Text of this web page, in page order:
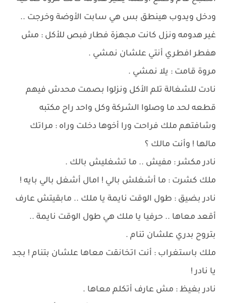
ودخل ويدوب هينطق بس هي سابت الأوضة وخرجت ..
غير هدومه ونزل كانت مجهزة فطار فبص للأكل : مش
هفطر افطري أنتي علشان نمشي .
مروة قامت : يلا نمشي .
نادت للشغالة تلم الأكل ونزلوا بصمت محدش فيهم
قطعه لحد ما وصلوا الشركة وكل واحد راح مكتبه
وشافتهم ملك فراحت ورا أخوها دخلت وراه : مراتك
مالها ! وأنت مالك ؟
نادر مكشر : مفيش .. ما تشغليش بالك .
ملك كشرت : ما أشغلش بالي ! امال أشغل بالي بايه !
نادر بضيق : طول الوقت نايمة يا ملك .. مابقيتش عارف
أقعد معاها .. حرفيا يا ملك هي طول الوقت نايمة ..
بتروح بدري علشان تنام .
ملك باستغراب : أنت اتخانقت معاها علشان بتنام ! بجد
يا نادر !
نادر بغيظ : مش عارف أتكلم معاها .